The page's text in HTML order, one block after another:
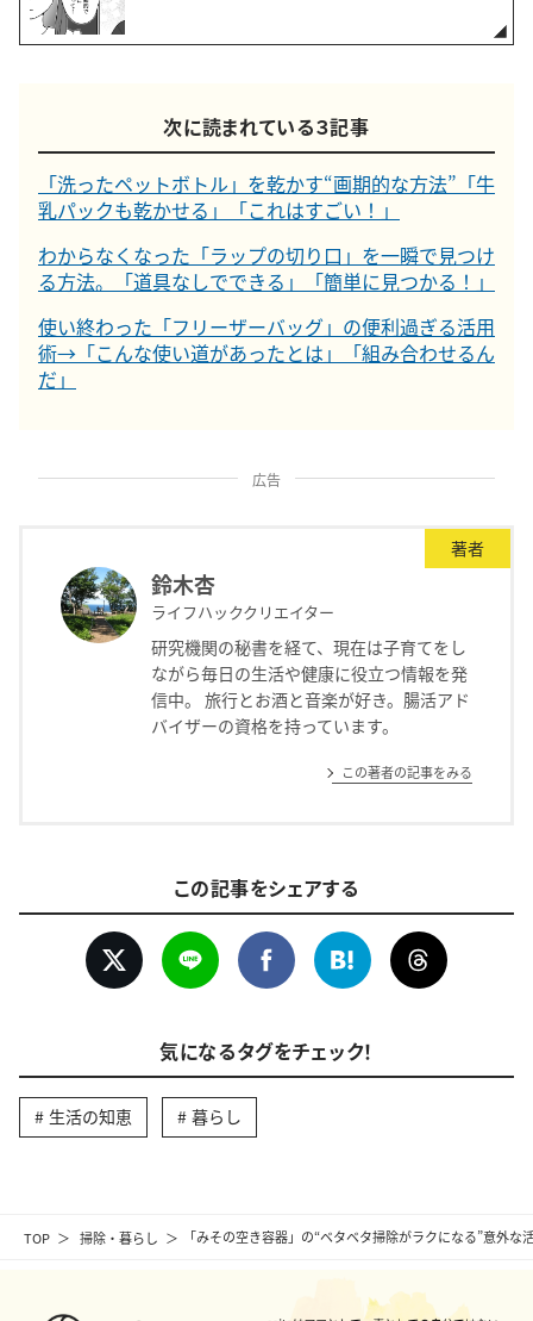
TOP 掃除・暮らし 「みその空き容器」の“ベタベタ掃除がラクになる”意外
次に読まれている３記事
「洗ったペットボトル」を乾かす“画期的な方法”「牛
乳パックも乾かせる」「これはすごい！」
わからなくなった「ラップの切り口」を一瞬で見つけ
る方法。「道具なしでできる」「簡単に見つかる！」
使い終わった「フリーザーバッグ」の便利過ぎる活用
術→「こんな使い道があったとは」「組み合わせるん
だ」
広告
著者
鈴木杏
ライフハッククリエイター
研究機関の秘書を経て、現在は子育てをし
ながら毎日の生活や健康に役立つ情報を発
信中。 旅行とお酒と音楽が好き。腸活アド
バイザーの資格を持っています。
この著者の記事をみる
この記事をシェアする
気になるタグをチェック！
生活の知恵 暮らし